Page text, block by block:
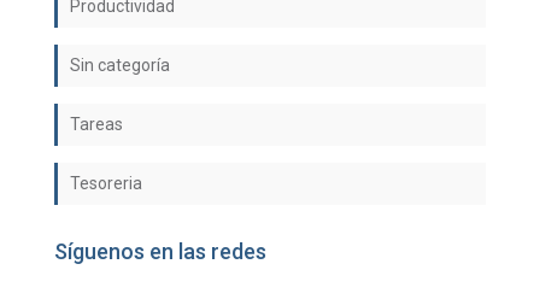
Productividad
Sin categoría
Tareas
Tesoreria
Síguenos en las redes